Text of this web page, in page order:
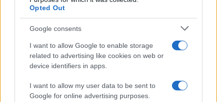
Opted Out
Google consents
I want to allow Google to enable storage
related to advertising like cookies on web or
device identifiers in apps.
I want to allow my user data to be sent to
Google for online advertising purposes.